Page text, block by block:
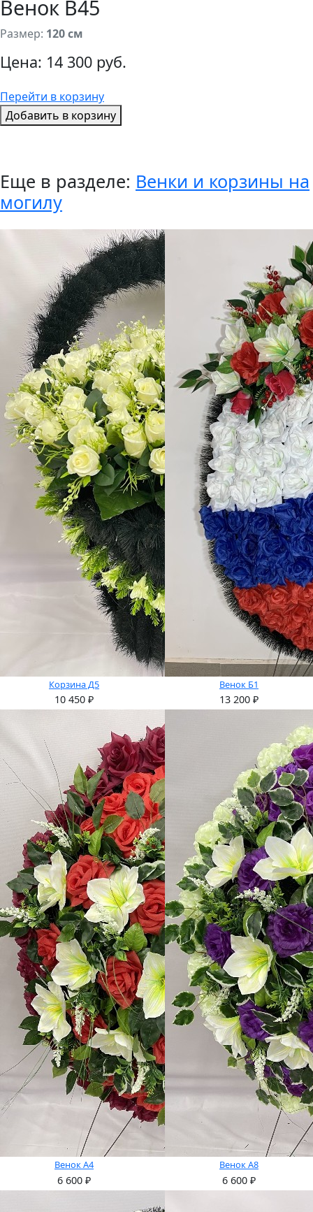
Венок В45
Размер: 120 см
Цена: 14 300 руб.
Перейти в корзину
Добавить в корзину
Еще в разделе: Венки и корзины на
могилу
Корзина Д5
10 450 ₽
Венок Б1
13 200 ₽
Венок А4
6 600 ₽
Венок А8
6 600 ₽